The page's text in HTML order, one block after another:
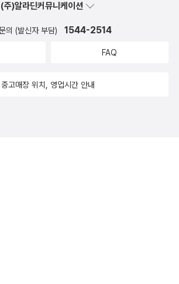
(주)알라딘커뮤니케이션
의 (발신자 부담) 1544-2514
FAQ
중고매장 위치, 영업시간 안내